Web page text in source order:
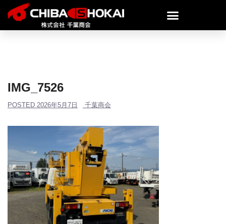
IMG_7526
POSTED 2026年5月7日 千葉商会